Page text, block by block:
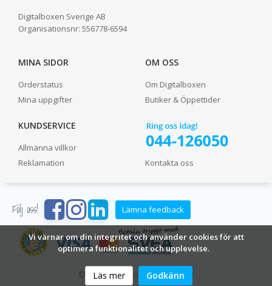
Vi värnar om din integritet och använder cookies för att
optimera funktionalitet och upplevelse.
Läs mer Godkänn
Digitalboxen Sverige AB
Organisationsnr: 556778-6594
MINA SIDOR
Orderstatus
Mina uppgifter
OM OSS
Om Digitalboxen
Butiker & Öppettider
KUNDSERVICE
Allmänna villkor
Reklamation
Kontakta oss
Följ oss! Lämna feedback
© 2024 Digitalboxen Sverige AB